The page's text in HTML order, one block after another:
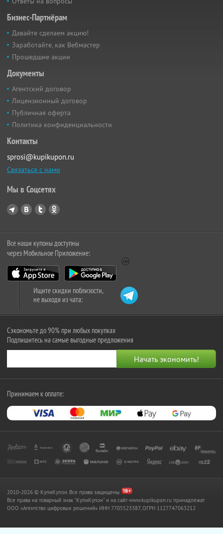
Бизнес-Партнёрам
Давайте сделаем акцию!
Заработайте, как Вебмастер
Прошедшие акции
Документы
Агентский договор
Лицензионный договор
Публичная оферта
Политика конфиденциальности
Контакты
sprosi@kupikupon.ru
Связаться с нами
Мы в Соцсетях
Все наши купоны доступны
через Мобильное Приложение:
Ищите скидки поблизости,
не выходя из чата:
Сэкономьте до 90% при любых покупках
Подпишитесь на самые выгодные предложения
Принимаем к оплате:
2010-2026 © КупиКупон. Все права защищены.
Все права на товарный знак "КупиКупон" и на сайт www.kupikupon.ru принадлежат
OOO «Агентство цифровых решений» ИНН 7705523387, ОГРН 1127747063212